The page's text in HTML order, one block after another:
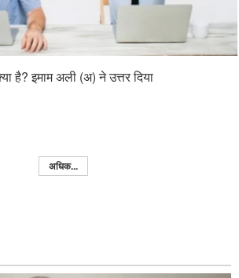
है? इमाम अली (अ) ने उत्तर दिया
अधिक...